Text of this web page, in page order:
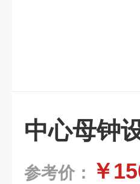
中心母钟
参考价： ￥